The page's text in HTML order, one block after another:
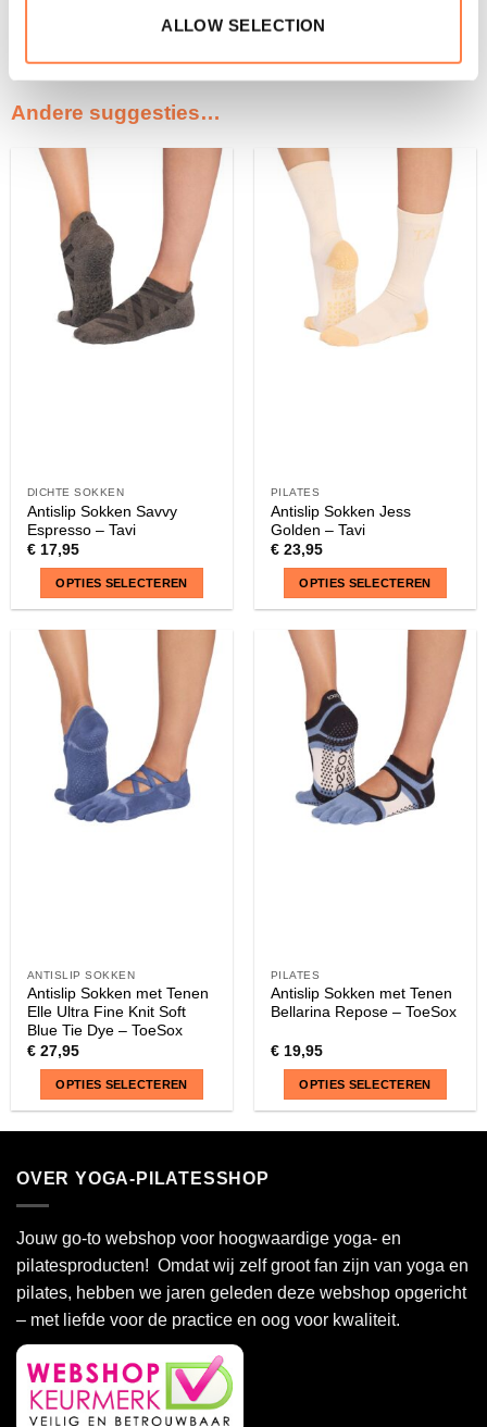
ALLOW SELECTION
Andere suggesties…
DICHTE SOKKEN
Antislip Sokken Savvy
Espresso – Tavi
€17,95
OPTIES SELECTEREN
product
heeft
meerdere
variaties.
gekozen
PILATES
Antislip Sokken Jess
Golden – Tavi
€23,95
OPTIES SELECTEREN
product
heeft
meerdere
variaties.
gekozen
worden
ANTISLIP SOKKEN
Antislip Sokken met Tenen
Elle Ultra Fine Knit Soft
Blue Tie Dye – ToeSox
€27,95
OPTIES SELECTEREN
meerdere
variaties.
Deze
optie
gekozen
worden
op
de
productpagina
PILATES
Antislip Sokken met Tenen
Bellarina Repose – ToeSox
€19,95
OPTIES SELECTEREN
Deze
kan
gekozen
worden
OVER YOGA-PILATESSHOP
Jouw go-to webshop voor hoogwaardige yoga- en
pilatesproducten! Omdat wij zelf groot fan zijn van yoga en
pilates, hebben we jaren geleden deze webshop opgericht
– met liefde voor de practice en oog voor kwaliteit.